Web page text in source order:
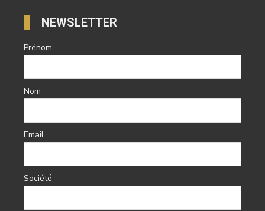
NEWSLETTER
Prénom
Nom
Email
Société